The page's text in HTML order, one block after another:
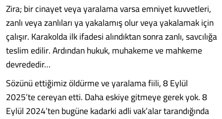
Zira; bir cinayet veya yaralama varsa emniyet kuvvetleri,
zanlı veya zanlıları ya yakalamış olur veya yakalamak için
çalışır. Karakolda ilk ifadesi alındıktan sonra zanlı, savcılığa
teslim edilir. Ardından hukuk, muhakeme ve mahkeme
devrededir…
Sözünü ettiğimiz öldürme ve yaralama fiili, 8 Eylül
2025’te cereyan etti. Daha eskiye gitmeye gerek yok. 8
Eylül 2024’ten bugüne kadarki adli vak’alar tarandığında